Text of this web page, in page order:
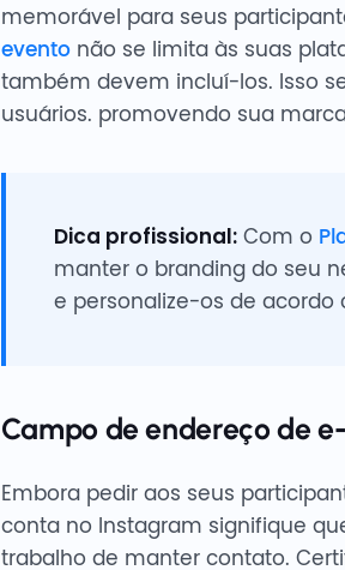
memorável para seus
eventonão se limita às suas
também devem incluí-los. Isso
usuários. promovendo sua
Dica profissional:Com o
manter o branding do seu
e personalize-os de acordo
Campo de endereço de
Embora pedir aos seus
conta no Instagram signifique
trabalho de manter contato.